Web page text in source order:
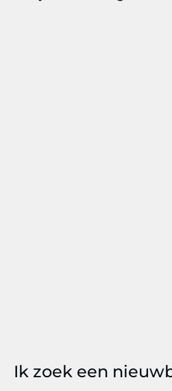
Ik zoek een